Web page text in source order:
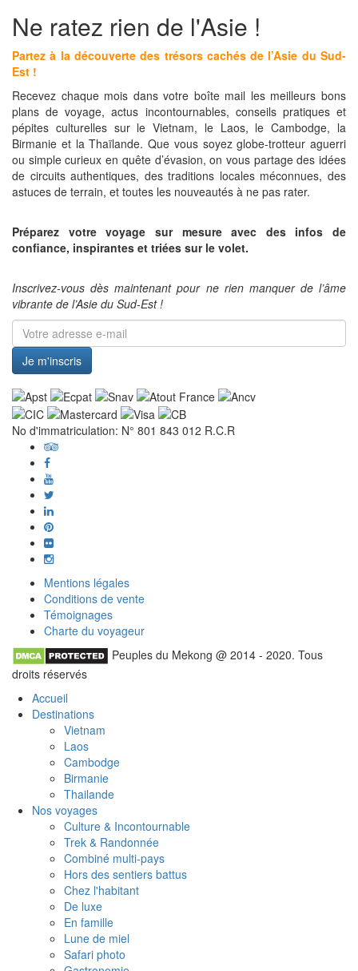
Ne ratez rien de l'Asie !
Partez à la découverte des trésors cachés de l’Asie du Sud-
Est !
Recevez chaque mois dans votre boîte mail les meilleurs bons
plans de voyage, actus incontournables, conseils pratiques et
pépites culturelles sur le Vietnam, le Laos, le Cambodge, la
Birmanie et la Thaïlande. Que vous soyez globe-trotteur aguerri
ou simple curieux en quête d’évasion, on vous partage des idées
de circuits authentiques, des traditions locales méconnues, des
astuces de terrain, et toutes les nouveautés à ne pas rater.
Préparez votre voyage sur mesure avec des infos de
confiance, inspirantes et triées sur le volet.
Inscrivez-vous dès maintenant pour ne rien manquer de l’âme
vibrante de l’Asie du Sud-Est !
Je m'inscris
No d'immatriculation: N° 801 843 012 R.C.R
Mentions légales
Conditions de vente
Témoignages
Charte du voyageur
Peuples du Mekong @ 2014 - 2020. Tous
droits réservés
Accueil
Destinations
Vietnam
Laos
Cambodge
Birmanie
Thailande
Nos voyages
Culture & Incontournable
Trek & Randonnée
Combiné multi-pays
Hors des sentiers battus
Chez l'habitant
De luxe
En famille
Lune de miel
Safari photo